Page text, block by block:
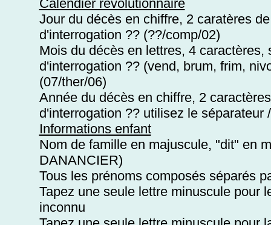
Calendier révolutionnaire
Jour du décès en chiffre, 2 caratères
d'interrogation ?? (??/comp/02)
Mois du décès en lettres, 4
d'interrogation ?? (vend, brum, frim,
(07/ther/06)
Année du décès en chiffre, 2
d'interrogation ?? utilisez le séparateur
Informations enfant
Nom de famille en majuscule, "dit" en
DANANCIER)
Tous les prénoms composés séparés
Tapez une seule lettre minuscule pour
inconnu